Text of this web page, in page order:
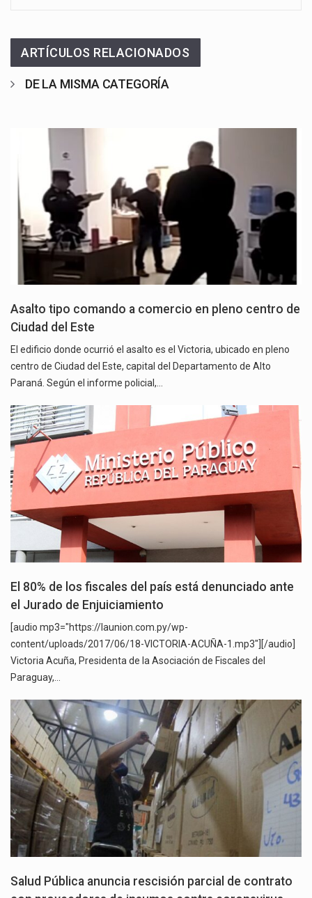
ARTÍCULOS RELACIONADOS
DE LA MISMA CATEGORÍA
Asalto tipo comando a comercio en pleno centro de
Ciudad del Este
El edificio donde ocurrió el asalto es el Victoria, ubicado en pleno
centro de Ciudad del Este, capital del Departamento de Alto
Paraná. Según el informe policial,…
El 80% de los fiscales del país está denunciado ante
el Jurado de Enjuiciamiento
[audio mp3="https://launion.com.py/wp-
content/uploads/2017/06/18-VICTORIA-ACUÑA-1.mp3"][/audio]
Victoria Acuña, Presidenta de la Asociación de Fiscales del
Paraguay,…
Salud Pública anuncia rescisión parcial de contrato